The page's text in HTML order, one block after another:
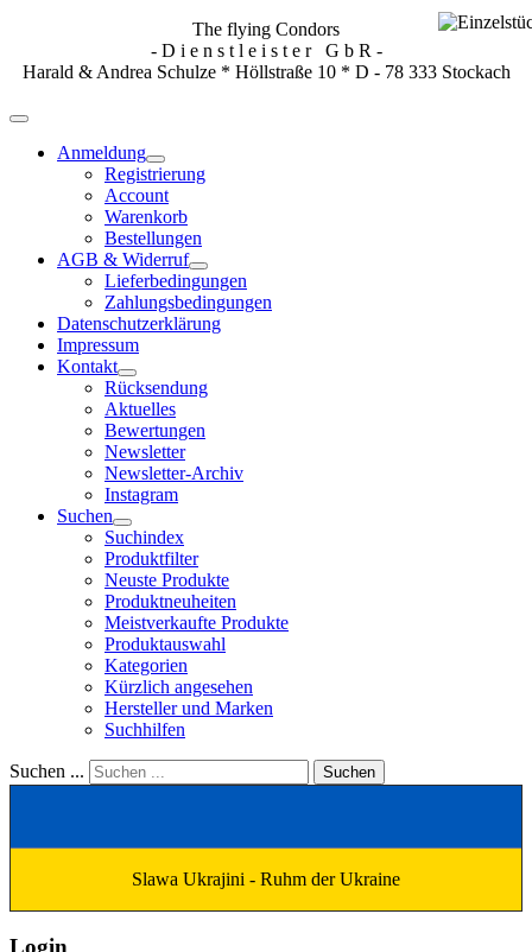
The flying Condors
- D i e n s t l e i s t e r G b R -
Harald & Andrea Schulze * Höllstraße 10 * D - 78 333 Stockach
Anmeldung
Registrierung
Account
Warenkorb
Bestellungen
AGB & Widerruf
Lieferbedingungen
Zahlungsbedingungen
Datenschutzerklärung
Impressum
Kontakt
Rücksendung
Aktuelles
Bewertungen
Newsletter
Newsletter-Archiv
Instagram
Suchen
Suchindex
Produktfilter
Neuste Produkte
Produktneuheiten
Meistverkaufte Produkte
Produktauswahl
Kategorien
Kürzlich angesehen
Hersteller und Marken
Suchhilfen
Suchen ... Suchen
Slawa Ukrajini - Ruhm der Ukraine
Login